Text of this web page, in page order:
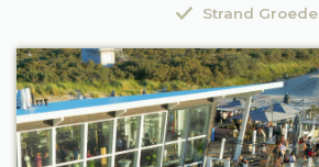
High tea
Strandcabine huren
Reserveren
Contact
Strand Groede